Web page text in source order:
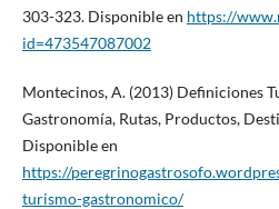
303-323. Disponible en https://
id=473547087002
Montecinos, A. (2013) Definiciones
Gastronomía, Rutas, Productos,
Disponible en
https://
turismo-gastronomico/